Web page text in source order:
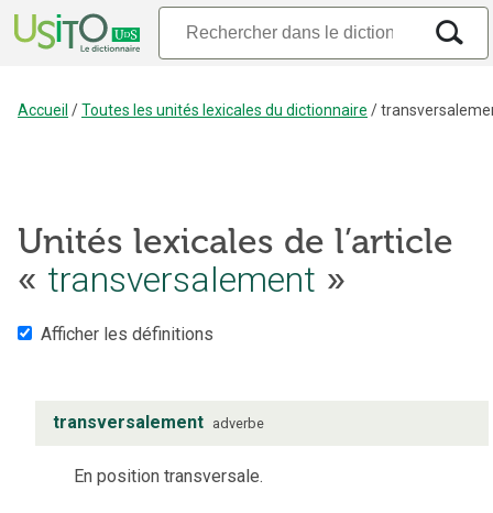
Accueil /Toutes les unités lexicales du dictionnaire /
Unités lexicales de l’article
« transversalement »
Afficher les définitions
transversalement adverbe
En position transversale.